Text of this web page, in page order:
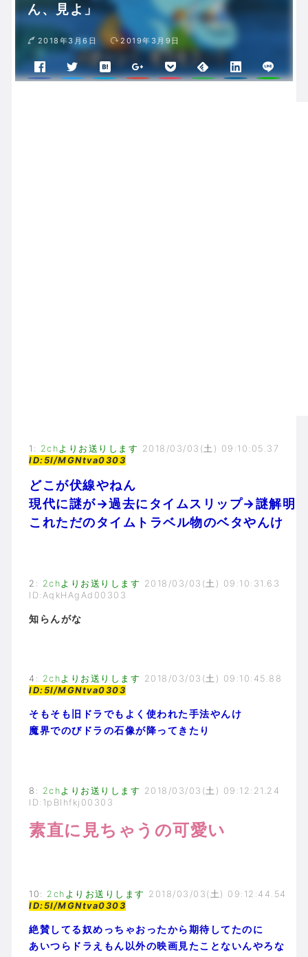
ん、見よ」
2018年3月6日 2019年3月9日
1 : 2chよりお送りします 2018/03/03(土) 09:10:05.37
ID:5l/MGNtva0303
どこが伏線やねん
現代に謎が→過去にタイムスリップ→謎解明
これただのタイムトラベル物のベタやんけ
2 : 2chよりお送りします 2018/03/03(土) 09:10:31.63
ID:AqkHAgAd00303
知らんがな
4 : 2chよりお送りします 2018/03/03(土) 09:10:45.88
ID:5l/MGNtva0303
そもそも旧ドラでもよく使われた手法やんけ
魔界でのびドラの石像が降ってきたり
8 : 2chよりお送りします 2018/03/03(土) 09:12:21.24
ID:1pBIhfkj00303
素直に見ちゃうの可愛い
10 : 2chよりお送りします 2018/03/03(土) 09:12:44.54
ID:5l/MGNtva0303
絶賛してる奴めっちゃおったから期待してたのに
あいつらドラえもん以外の映画見たことないんやろな